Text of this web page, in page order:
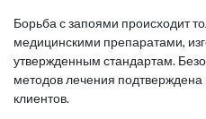
Борьба с запоями происходит
медицинскими препаратами,
утвержденным стандартам.
методов лечения
клиентов.